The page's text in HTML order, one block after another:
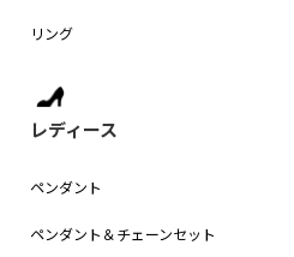
リング
レディース
ペンダント
ペンダント＆チェーンセット